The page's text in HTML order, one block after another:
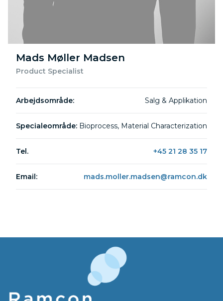
Mads Møller Madsen
Product Specialist
Arbejdsområde: Salg & Applikation
Specialeområde: Bioprocess, Material Characterization
Tel. +45 21 28 35 17
Email: mads.moller.madsen@ramcon.dk